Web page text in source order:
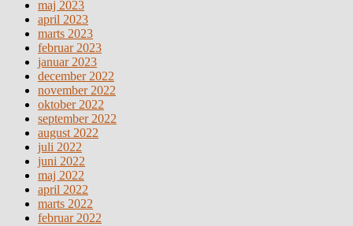
maj 2023
april 2023
marts 2023
februar 2023
januar 2023
december 2022
november 2022
oktober 2022
september 2022
august 2022
juli 2022
juni 2022
maj 2022
april 2022
marts 2022
februar 2022